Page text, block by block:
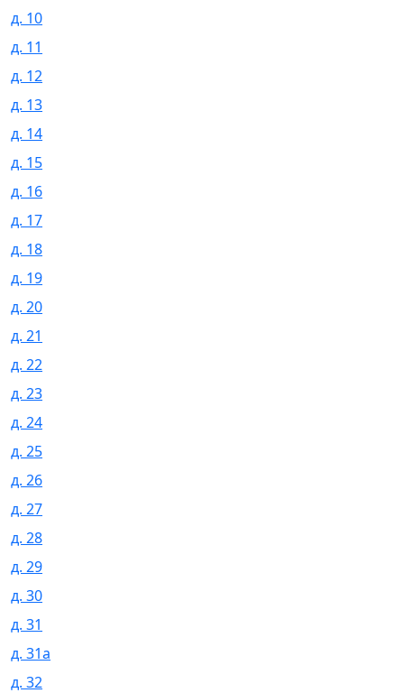
д. 10
д. 11
д. 12
д. 13
д. 14
д. 15
д. 16
д. 17
д. 18
д. 19
д. 20
д. 21
д. 22
д. 23
д. 24
д. 25
д. 26
д. 27
д. 28
д. 29
д. 30
д. 31
д. 31а
д. 32